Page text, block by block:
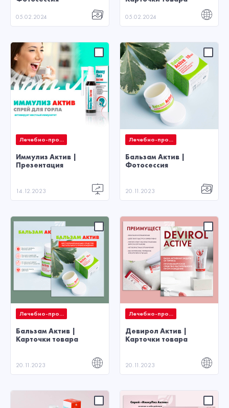
05.02.2024 05.02.2024
Лечебно-про...
Иммулиз Актив |
Презентация
14.12.2023
Лечебно-про...
Бальзам Актив |
Фотосессия
20.11.2023
Лечебно-про...
Бальзам Актив |
Карточки товара
20.11.2023
Лечебно-про...
Девирол Актив |
Карточки товара
20.11.2023